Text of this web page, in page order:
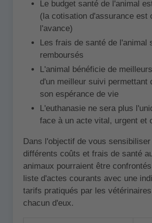
Le budget santé de l'animal
(la cotisation d'assurance est
l'avance)
Les frais de santé de l'animal
remboursés
L'animal bénéficie de
d'un meilleur suivi permettant
son espérance de vie
L'euthanasie ne sera plus
face à un acte vital, urgent et
Dans l'objectif de vous sensibiliser
différents coûts et frais de santé
animaux pourraient être
liste d'actes courants avec une
tarifs pratiqués par les
chacun d'eux.